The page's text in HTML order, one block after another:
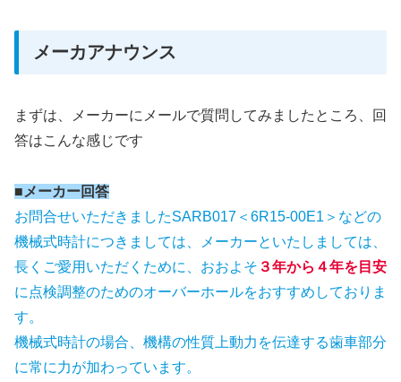
メーカアナウンス
まずは、メーカーにメールで質問してみましたところ、回
答はこんな感じです
■メーカー回答
お問合せいただきましたSARB017＜6R15-00E1＞などの
機械式時計につきましては、メーカーといたしましては、
長くご愛用いただくために、おおよそ ３年から４年を目安
に点検調整のためのオーバーホールをおすすめしておりま
す。
機械式時計の場合、機構の性質上動力を伝達する歯車部分
に常に力が加わっています。